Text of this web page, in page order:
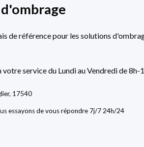
de référence pour les solutions
votre service du Lundi au Vendredi de 8h-
17540
essayons de vous répondre 7j/7 24h/24